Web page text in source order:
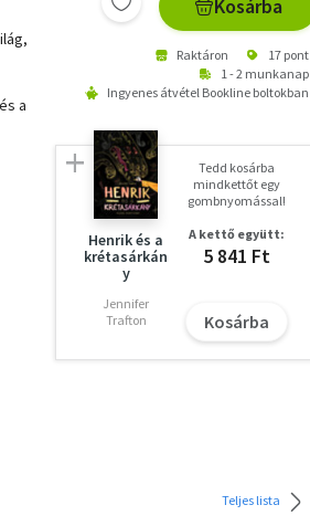
a
Kosárba
Raktáron
17 pont
1 - 2 munkanap
Ingyenes átvétel Bookline boltokban
Henrik és a
krétasárkán
y
Jennifer
Trafton
Tedd kosárba
mindkettőt egy
gombnyomással!
A kettő együtt:
5 841 Ft
Kosárba
Teljes lista